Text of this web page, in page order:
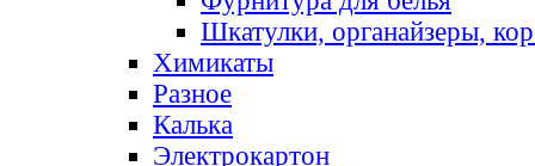
Шкатулки, органайзеры,
Химикаты
Разное
Калька
Электрокартон